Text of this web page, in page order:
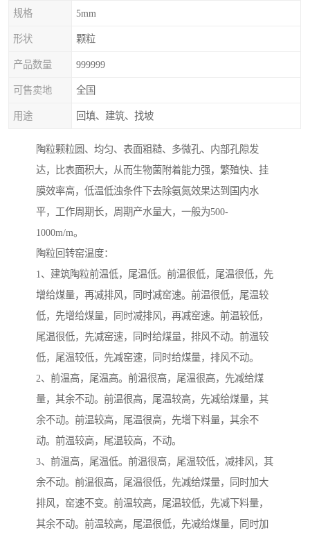
规格 5mm
形状 颗粒
产品数量 999999
可售卖地 全国
用途 回填、建筑、找坡
陶粒颗粒圆、均匀、表面粗糙、多微孔、内部孔隙发
达，比表面积大，从而生物菌附着能力强，繁殖快、挂
膜效率高，低温低浊条件下去除氨氮效果达到国内水
平，工作周期长，周期产水量大，一般为500-
1000m/m。
陶粒回转窑温度：
1、建筑陶粒前温低，尾温低。前温很低，尾温很低，先
增给煤量，再减排风，同时减窑速。前温很低，尾温较
低，先增给煤量，同时减排风，再减窑速。前温较低，
尾温很低，先减窑速，同时给煤量，排风不动。前温较
低，尾温较低，先减窑速，同时给煤量，排风不动。
2、前温高，尾温高。前温很高，尾温很高，先减给煤
量，其余不动。前温很高，尾温较高，先减给煤量，其
余不动。前温较高，尾温很高，先增下料量，其余不
动。前温较高，尾温较高，不动。
3、前温高，尾温低。前温很高，尾温较低，减排风，其
余不动。前温很高，尾温很低，先减给煤量，同时加大
排风，窑速不变。前温较高，尾温较低，先减下料量，
其余不动。前温较高，尾温很低，先减给煤量，同时加